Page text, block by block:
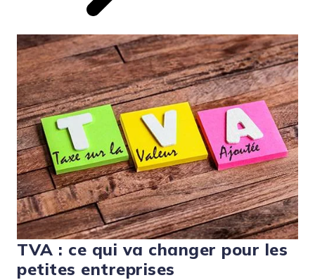
TVA : ce qui va changer pour les
petites entreprises